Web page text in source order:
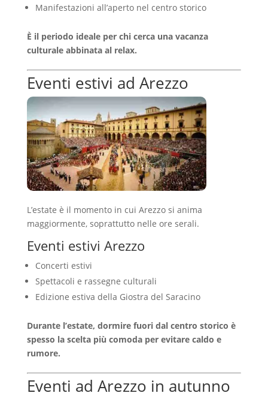
Manifestazioni all’aperto nel centro storico
È il periodo ideale per chi cerca una vacanza
culturale abbinata al relax.
Eventi estivi ad Arezzo
L’estate è il momento in cui Arezzo si anima
maggiormente, soprattutto nelle ore serali.
Eventi estivi Arezzo
Concerti estivi
Spettacoli e rassegne culturali
Edizione estiva della Giostra del Saracino
Durante l’estate, dormire fuori dal centro storico è
spesso la scelta più comoda per evitare caldo e
rumore.
Eventi ad Arezzo in autunno